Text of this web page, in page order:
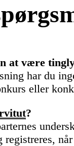
at være
har du
eller
?